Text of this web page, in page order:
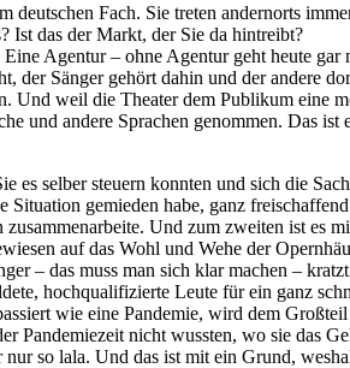
deut­schen Fach. Sie tre­ten an­dern­orts
Ist das der Markt, der Sie da hintreibt?
Agen­tur – ohne Agen­tur geht heu­te
der Sän­ger ge­hört da­hin und der an­de­re
Und weil die Thea­ter dem Pu­bli­kum
und an­de­re Spra­chen ge­nom­men. Das
sel­ber steu­ern konn­ten und sich die
ge­mie­den habe, ganz
Und zum zwei­ten ist es
auf das Wohl und Wehe der
– das muss man sich klar ma­chen –
hoch­qua­li­fi­zier­te Leu­te für ein ganz
wie eine Pan­de­mie, wird dem
Pan­de­mie­zeit nicht wuss­ten, wo sie das
so lala. Und das ist mit ein Grund,